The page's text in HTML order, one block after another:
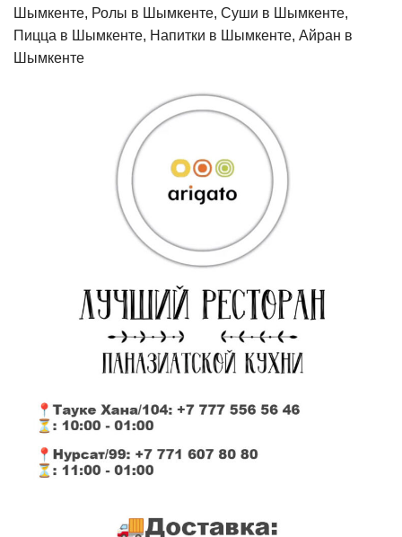
Шымкенте, Ролы в Шымкенте, Суши в Шымкенте,
Пицца в Шымкенте, Напитки в Шымкенте, Айран в
Шымкенте